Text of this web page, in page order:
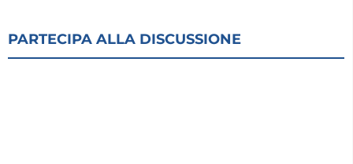
PARTECIPA ALLA DISCUSSIONE